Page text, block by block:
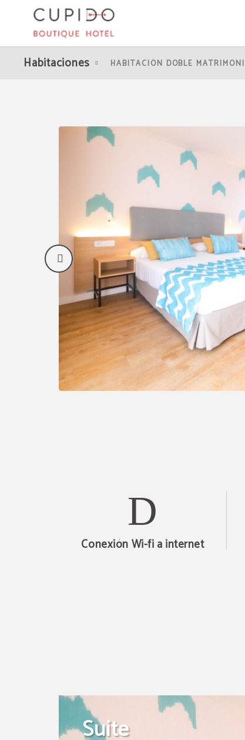
Suite del Cupido Boutique Hotel en Peguera. Web Oficial.
Habitaciones HABITACIÓN DOBLE
Conexión Wi-fi a internet
Suite